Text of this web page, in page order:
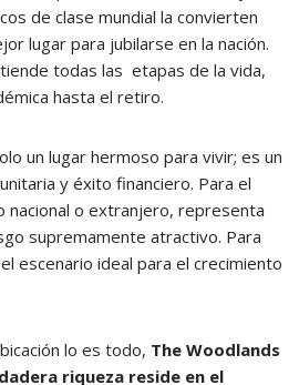
de clase mundial la convierten
lugar para jubilarse en la nación.
todas las etapas de la vida,
hasta el retiro.
un lugar hermoso para vivir; es un
y éxito financiero. Para el
nacional o extranjero, representa
supremamente atractivo. Para
escenario ideal para el crecimiento
lo es todo, The Woodlands
riqueza reside en el